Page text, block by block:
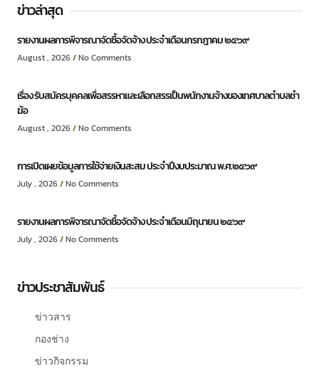
ข่าวล่าสุด
รายงานผลการพิจารณาจัดซื้อจัดจ้าง ประจำเดือนกรกฎาคม ๒๕๖๙
August , 2026 No Comments
เรื่อง รับสมัครบุคคลเพื่อสรรหาและเลือกสรรเป็นพนักงานจ้างของเทศบาลตำบลชำ
ฆ้อ
August , 2026 No Comments
การเปิดเผยข้อมูลการใช้จ่ายเงินสะสม ประจำปีงบประมาณ พ.ศ.๒๕๖๙
July , 2026 No Comments
รายงานผลการพิจารณาจัดซื้อจัดจ้าง ประจำเดือนมิถุนายน ๒๕๖๙
July , 2026 No Comments
ข่าวประชาสัมพันธ์
ข่าวสาร
กองช่าง
ข่าวกิจกรรม